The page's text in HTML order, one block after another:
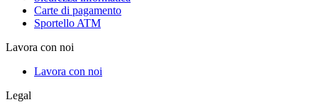
Carte di pagamento
Sportello ATM
Lavora con noi
Lavora con noi
Legal